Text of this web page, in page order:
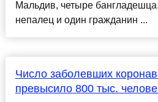
Мальдив, четыре
непалец и один гражданин ...
Число заболевших
превысило 800 тыс.